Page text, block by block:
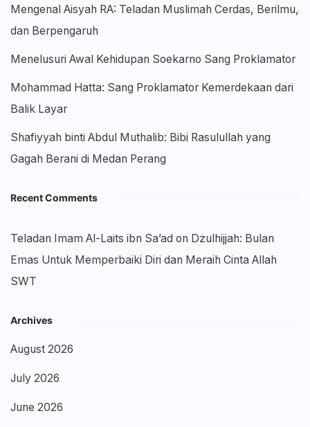
Mengenal Aisyah RA: Teladan Muslimah Cerdas, Berilmu,
dan Berpengaruh
Menelusuri Awal Kehidupan Soekarno Sang Proklamator
Mohammad Hatta: Sang Proklamator Kemerdekaan dari
Balik Layar
Shafiyyah binti Abdul Muthalib: Bibi Rasulullah yang
Gagah Berani di Medan Perang
Recent Comments
Teladan Imam Al-Laits ibn Sa’ad on Dzulhijjah: Bulan
Emas Untuk Memperbaiki Diri dan Meraih Cinta Allah
SWT
Archives
August 2026
July 2026
June 2026